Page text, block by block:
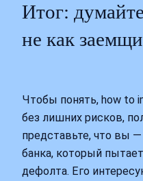
Итог:
не как
Чтобы понять, how to
без лишних рисков,
представьте, что вы
банка, который
дефолта. Его